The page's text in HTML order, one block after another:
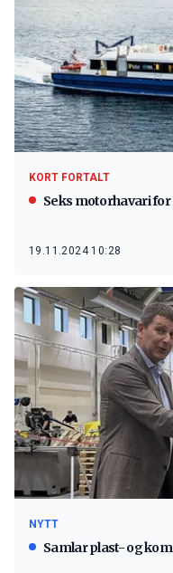
KORT FORTALT
Seks motorhavari
19.11.2024 10:28
NYTT
Samlar plast- og